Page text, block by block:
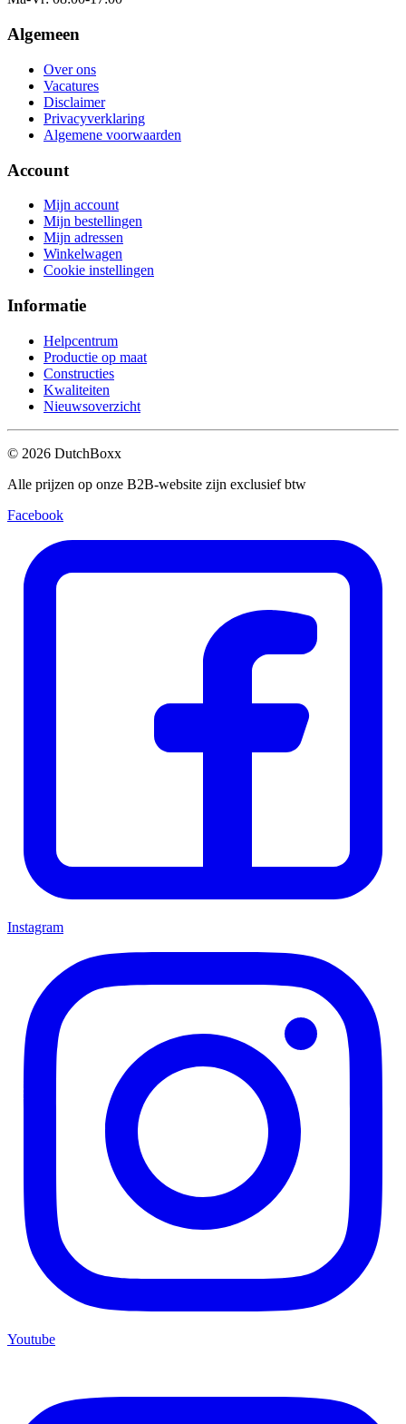
Algemeen
Over ons
Vacatures
Disclaimer
Privacyverklaring
Algemene voorwaarden
Account
Mijn account
Mijn bestellingen
Mijn adressen
Winkelwagen
Cookie instellingen
Informatie
Helpcentrum
Productie op maat
Constructies
Kwaliteiten
Nieuwsoverzicht
© 2026 DutchBoxx
Alle prijzen op onze B2B-website zijn exclusief btw
Facebook
Instagram
Youtube